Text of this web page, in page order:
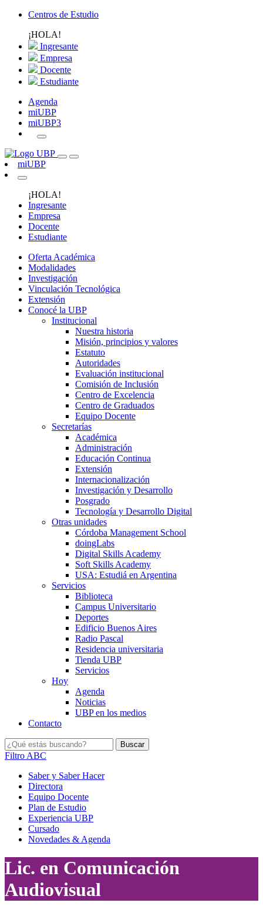
Centros de Estudio
¡HOLA!
Ingresante
Empresa
Docente
Estudiante
Agenda
miUBP
miUBP3
miUBP
¡HOLA!
Ingresante
Empresa
Docente
Estudiante
Oferta Académica
Modalidades
Investigación
Vinculación Tecnológica
Extensión
Conocé la UBP
Institucional
Nuestra historia
Misión, principios y valores
Estatuto
Autoridades
Evaluación institucional
Comisión de Inclusión
Centro de Excelencia
Centro de Graduados
Equipo Docente
Secretarías
Académica
Administración
Educación Continua
Extensión
Internacionalización
Investigación y Desarrollo
Posgrado
Tecnología y Desarrollo Digital
Otras unidades
Córdoba Management School
doingLabs
Digital Skills Academy
Soft Skills Academy
USA: Estudiá en Argentina
Servicios
Biblioteca
Campus Universitario
Deportes
Edificio Buenos Aires
Radio Pascal
Residencia universitaria
Tienda UBP
Servicios
Hoy
Agenda
Noticias
UBP en los medios
Contacto
Filtro ABC
Saber y Saber Hacer
Directora
Equipo Docente
Plan de Estudio
Experiencia UBP
Cursado
Novedades & Agenda
Lic. en Comunicación
Audiovisual